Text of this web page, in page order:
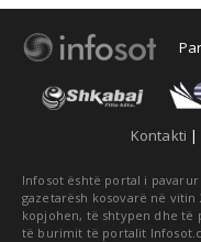
Kontakti |
Infosot është portal i
gazetarësh kosovarë në
kopjohen, të shtypen dhe
të burimit të portalit